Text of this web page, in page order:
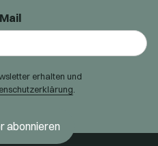
erhalten und